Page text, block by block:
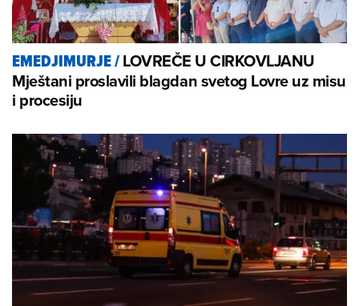
EMEDJIMURJE/LOVREČE U CIRKOVLJANU
Mještani proslavili blagdan svetog Lovre uz misu
i procesiju